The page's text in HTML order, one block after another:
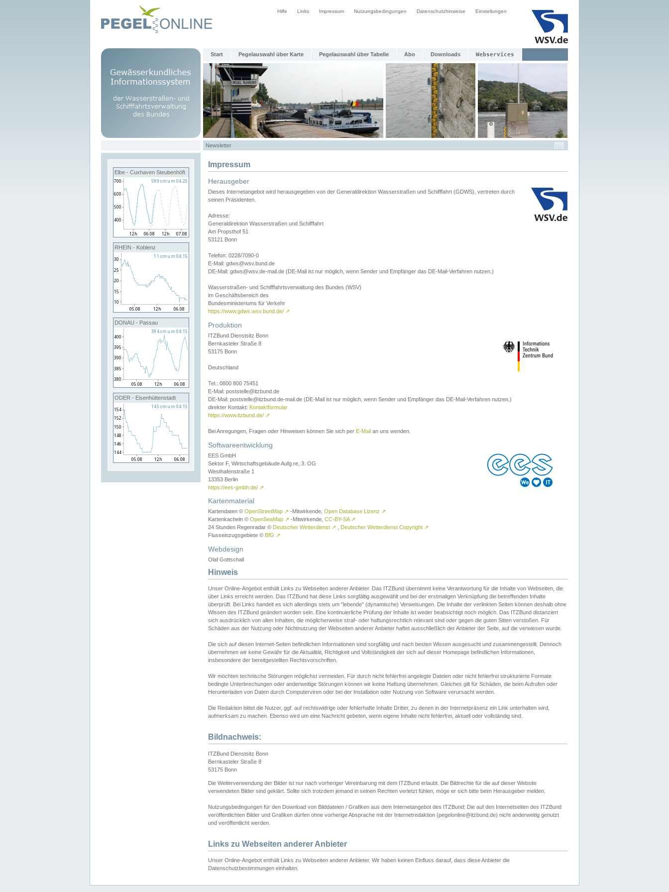
Hilfe Links Impressum Nutzungsbedingungen Datenschutzhinweise Einstellungen
Start Pegelauswahl über Karte Pegelauswahl über Tabelle Abo Downloads Webservices
Newsletter
Elbe - Cuxhaven Steubenhöft
RHEIN - Koblenz
DONAU - Passau
ODER - Eisenhüttenstadt
Impressum
Herausgeber
Dieses Internetangebot wird herausgegeben von der Generaldirektion Wasserstraßen und Schifffahrt (GDWS), vertreten durch
seinen Präsidenten.
Adresse:
Generaldirektion Wasserstraßen und Schifffahrt
Am Propsthof 51
53121 Bonn
Telefon: 0228/7090-0
E-Mail: gdws@wsv.bund.de
DE-Mail: gdws@wsv.de-mail.de (DE-Mail ist nur möglich, wenn Sender und Empfänger das DE-Mail-Verfahren nutzen.)
Wasserstraßen- und Schifffahrtsverwaltung des Bundes (WSV)
im Geschäftsbereich des
Bundesministeriums für Verkehr
https://www.gdws.wsv.bund.de/ ↗
Produktion
ITZBund Dienstsitz Bonn
Bernkasteler Straße 8
53175 Bonn
Deutschland
Tel.: 0800 800 75451
E-Mail: poststelle@itzbund.de
DE-Mail: poststelle@itzbund.de-mail.de (DE-Mail ist nur möglich, wenn Sender und Empfänger das DE-Mail-Verfahren nutzen.)
direkter Kontakt: Kontaktformular
https://www.itzbund.de/ ↗
Bei Anregungen, Fragen oder Hinweisen können Sie sich per E-Mail an uns wenden.
Softwareentwicklung
EES GmbH
Sektor F, Wirtschaftsgebäude Aufg.re, 3. OG
Westhafenstraße 1
13353 Berlin
https://ees-gmbh.de/ ↗
Kartenmaterial
Kartendaten © OpenStreetMap ↗ -Mitwirkende, Open Database Lizenz ↗
Kartenkacheln © OpenSeaMap ↗ -Mitwirkende, CC-BY-SA ↗
24 Stunden Regenradar © Deutscher Wetterdienst ↗ Deutscher Wetterdienst Copyright ↗
Flusseinzugsgebiete © BfG ↗
Webdesign
Olaf Gottschall
Hinweis
Unser Online-Angebot enthält Links zu Webseiten anderer Anbieter. Das ITZBund übernimmt keine Verantwortung für die Inhalte von Webseiten, die
über Links erreicht werden. Das ITZBund hat diese Links sorgfältig ausgewählt und bei der erstmaligen Verknüpfung die betreffenden Inhalte
überprüft. Bei Links handelt es sich allerdings stets um "lebende" (dynamische) Verweisungen. Die Inhalte der verlinkten Seiten können deshalb ohne
Wissen des ITZBund geändert worden sein. Eine kontinuierliche Prüfung der Inhalte ist weder beabsichtigt noch möglich. Das ITZBund distanziert
sich ausdrücklich von allen Inhalten, die möglicherweise straf- oder haftungsrechtlich relevant sind oder gegen die guten Sitten verstoßen. Für
Schäden aus der Nutzung oder Nichtnutzung der Webseiten anderer Anbieter haftet ausschließlich der Anbieter der Seite, auf die verwiesen wurde.
Die sich auf diesen Internet-Seiten befindlichen Informationen sind sorgfältig und nach besten Wissen ausgesucht und zusammengestellt. Dennoch
übernehmen wir keine Gewähr für die Aktualität, Richtigkeit und Vollständigkeit der sich auf dieser Homepage befindlichen Informationen,
insbesondere der bereitgestellten Rechtsvorschriften.
Wir möchten technische Störungen möglichst vermeiden. Für durch nicht fehlerfrei angelegte Dateien oder nicht fehlerfrei strukturierte Formate
bedingte Unterbrechungen oder anderweitige Störungen können wir keine Haftung übernehmen. Gleiches gilt für Schäden, die beim Aufrufen oder
Herunterladen von Daten durch Computerviren oder bei der Installation oder Nutzung von Software verursacht werden.
Die Redaktion bittet die Nutzer, ggf. auf rechtswidrige oder fehlerhafte Inhalte Dritter, zu denen in der Internetpräsenz ein Link unterhalten wird,
aufmerksam zu machen. Ebenso wird um eine Nachricht gebeten, wenn eigene Inhalte nicht fehlerfrei, aktuell oder vollständig sind.
Bildnachweis:
ITZBund Dienstsitz Bonn
Bernkasteler Straße 8
53175 Bonn
Die Weiterverwendung der Bilder ist nur nach vorheriger Vereinbarung mit dem ITZBund erlaubt. Die Bildrechte für die auf dieser Website
verwendeten Bilder sind geklärt. Sollte sich trotzdem jemand in seinen Rechten verletzt fühlen, möge er sich bitte beim Herausgeber melden.
Nutzungsbedingungen für den Download von Bilddateien / Grafiken aus dem Internetangebot des ITZBund: Die auf den Internetseiten des ITZBund
veröffentlichten Bilder und Grafiken dürfen ohne vorherige Absprache mit der Internetredaktion (pegelonline@itzbund.de) nicht anderweitig genutzt
und veröffentlicht werden.
Links zu Webseiten anderer Anbieter
Unser Online-Angebot enthält Links zu Webseiten anderer Anbieter. Wir haben keinen Einfluss darauf, dass diese Anbieter die
Datenschutzbestimmungen einhalten.